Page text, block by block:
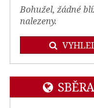
Bohužel, žádné
nalezeny.